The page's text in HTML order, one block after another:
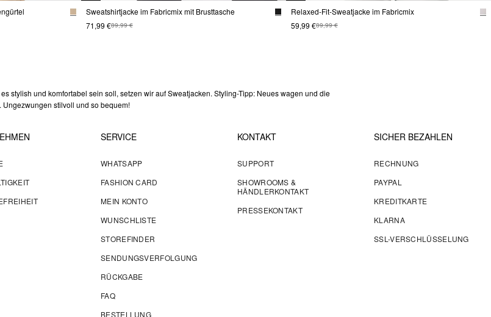
Sweatshirtjacke im Fabricmix mit Brusttasche
71,99 €89,99 €
Relaxed-Fit-Sweatjacke im Fabricmix
59,99 €89,99 €
stylish und komfortabel sein soll, setzen wir auf Sweatjacken. Styling-Tipp: Neues wagen und die
stilvoll und so bequem!
SERVICE
WHATSAPP
FASHION CARD
MEIN KONTO
WUNSCHLISTE
STOREFINDER
SENDUNGSVERFOLGUNG
RÜCKGABE
FAQ
BESTELLUNG
KONTAKT
SUPPORT
SHOWROOMS &
HÄNDLERKONTAKT
PRESSEKONTAKT
SICHER BEZAHLEN
RECHNUNG
PAYPAL
KREDITKARTE
KLARNA
SSL-VERSCHLÜSSELUNG